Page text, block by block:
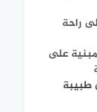
راحة
على
طبيبة